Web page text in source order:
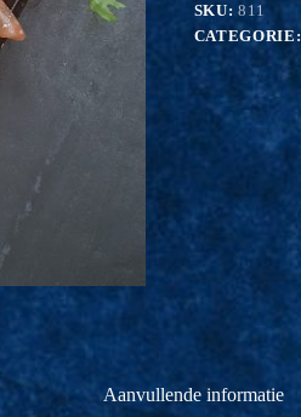
SKU:811
CATEGORIE:
Aanvullende informatie